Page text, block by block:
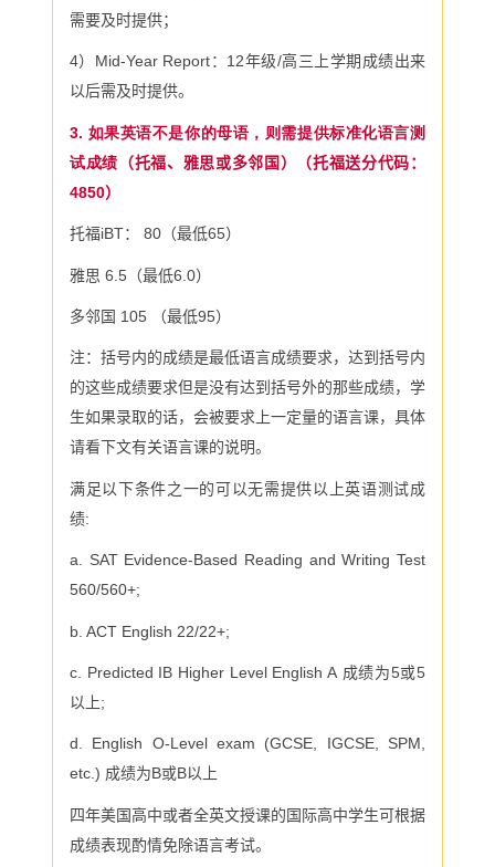
需要及时提供；
4） Mid-Year Report： 12年级/高三上学期成绩出来
以后需及时提供。
3. 如果英语不是你的母语，则需提供标准化语言测
试成绩 （托福、雅思或多邻国）（托福送分代码：
4850）
托福iBT： 80 （最低65）
雅思 6.5 （最低6.0）
多邻国 105 （最低95）
注：括号内的成绩是最低语言成绩要求，达到括号内
的这些成绩要求但是没有达到括号外的那些成绩，学
生如果录取的话，会被要求上一定量的语言课，具体
请看下文有关语言课的说明。
满足以下条件之一的可以无需提供以上英语测试成
绩:
a. SAT Evidence-Based Reading and Writing Test
560/560+;
b. ACT English 22/22+;
c. Predicted IB Higher Level English A 成绩为5或5
以上;
d. English O-Level exam (GCSE, IGCSE, SPM,
etc.) 成绩为B或B以上
四年美国高中或者全英文授课的国际高中学生可根据
成绩表现酌情免除语言考试。